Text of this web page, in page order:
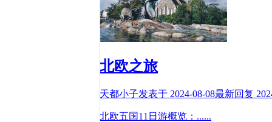
北欧之旅
天都小子发表于 2024-08-08最新回复
北欧五国11日游概览： ......